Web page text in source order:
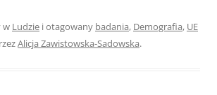
w Ludzie i otagowany badania, Demografia, UE
Alicja Zawistowska-Sadowska.